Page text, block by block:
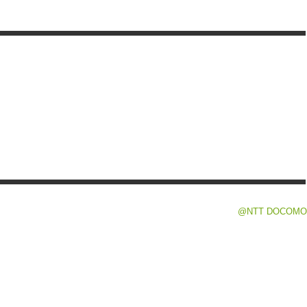
@NTT DOCOMO